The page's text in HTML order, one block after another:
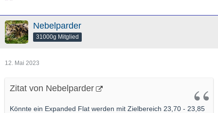
Nebelparder
31000g Mitglied
12. Mai 2023
Zitat von Nebelparder
Könnte ein Expanded Flat werden mit Zielbereich 23,70 - 23,85